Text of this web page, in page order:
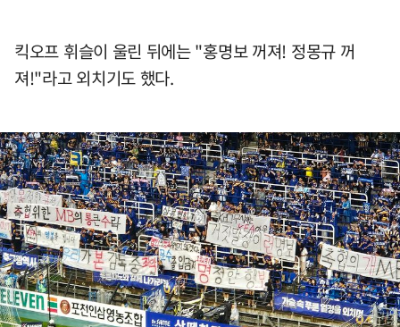
킥오프 휘슬이 울린 뒤에는 "홍명보 꺼져! 정몽규 꺼
져!"라고 외치기도 했다.